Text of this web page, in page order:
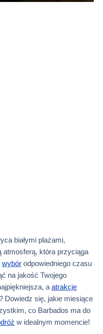
białymi plażami,
która przyciąga
wybór odpowiedniego czasu
na jakość Twojego
a atrakcje
Dowiedz się, jakie miesiące
co Barbados ma do
w idealnym momencie!